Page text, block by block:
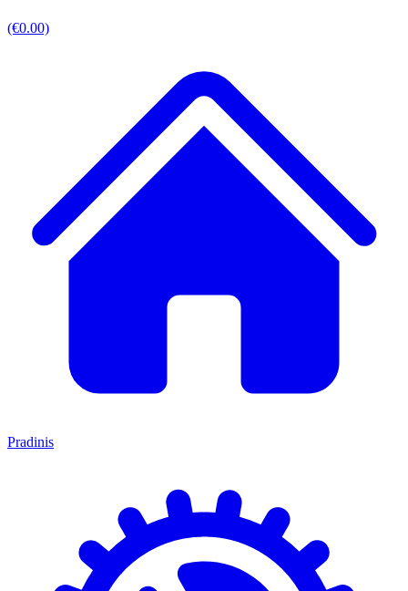
(€0.00)
Pradinis